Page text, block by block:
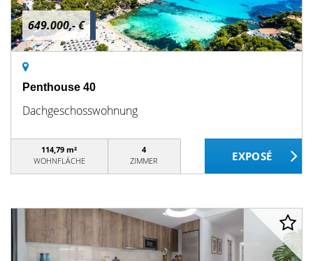
649.000,- €
Penthouse 40
Dachgeschosswohnung
114,79 m²
WOHNFLÄCHE
4
ZIMMER